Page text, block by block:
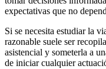
expectativas que no
Si se necesita estudiar la
razonable suele ser
asistencial y someterla a
de iniciar cualquier